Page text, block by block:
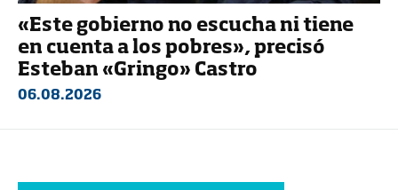
«Este gobierno no escucha ni tiene
en cuenta a los pobres», precisó
Esteban «Gringo» Castro
06.08.2026